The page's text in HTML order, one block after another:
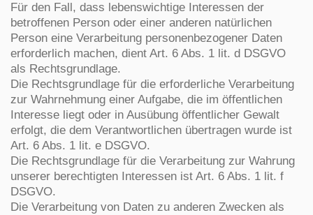
Für den Fall, dass lebenswichtige Interessen der
betroffenen Person oder einer anderen natürlichen
Person eine Verarbeitung personenbezogener Daten
erforderlich machen, dient Art. 6 Abs. 1 lit. d DSGVO
als Rechtsgrundlage.
Die Rechtsgrundlage für die erforderliche Verarbeitung
zur Wahrnehmung einer Aufgabe, die im öffentlichen
Interesse liegt oder in Ausübung öffentlicher Gewalt
erfolgt, die dem Verantwortlichen übertragen wurde ist
Art. 6 Abs. 1 lit. e DSGVO.
Die Rechtsgrundlage für die Verarbeitung zur Wahrung
unserer berechtigten Interessen ist Art. 6 Abs. 1 lit. f
DSGVO.
Die Verarbeitung von Daten zu anderen Zwecken als